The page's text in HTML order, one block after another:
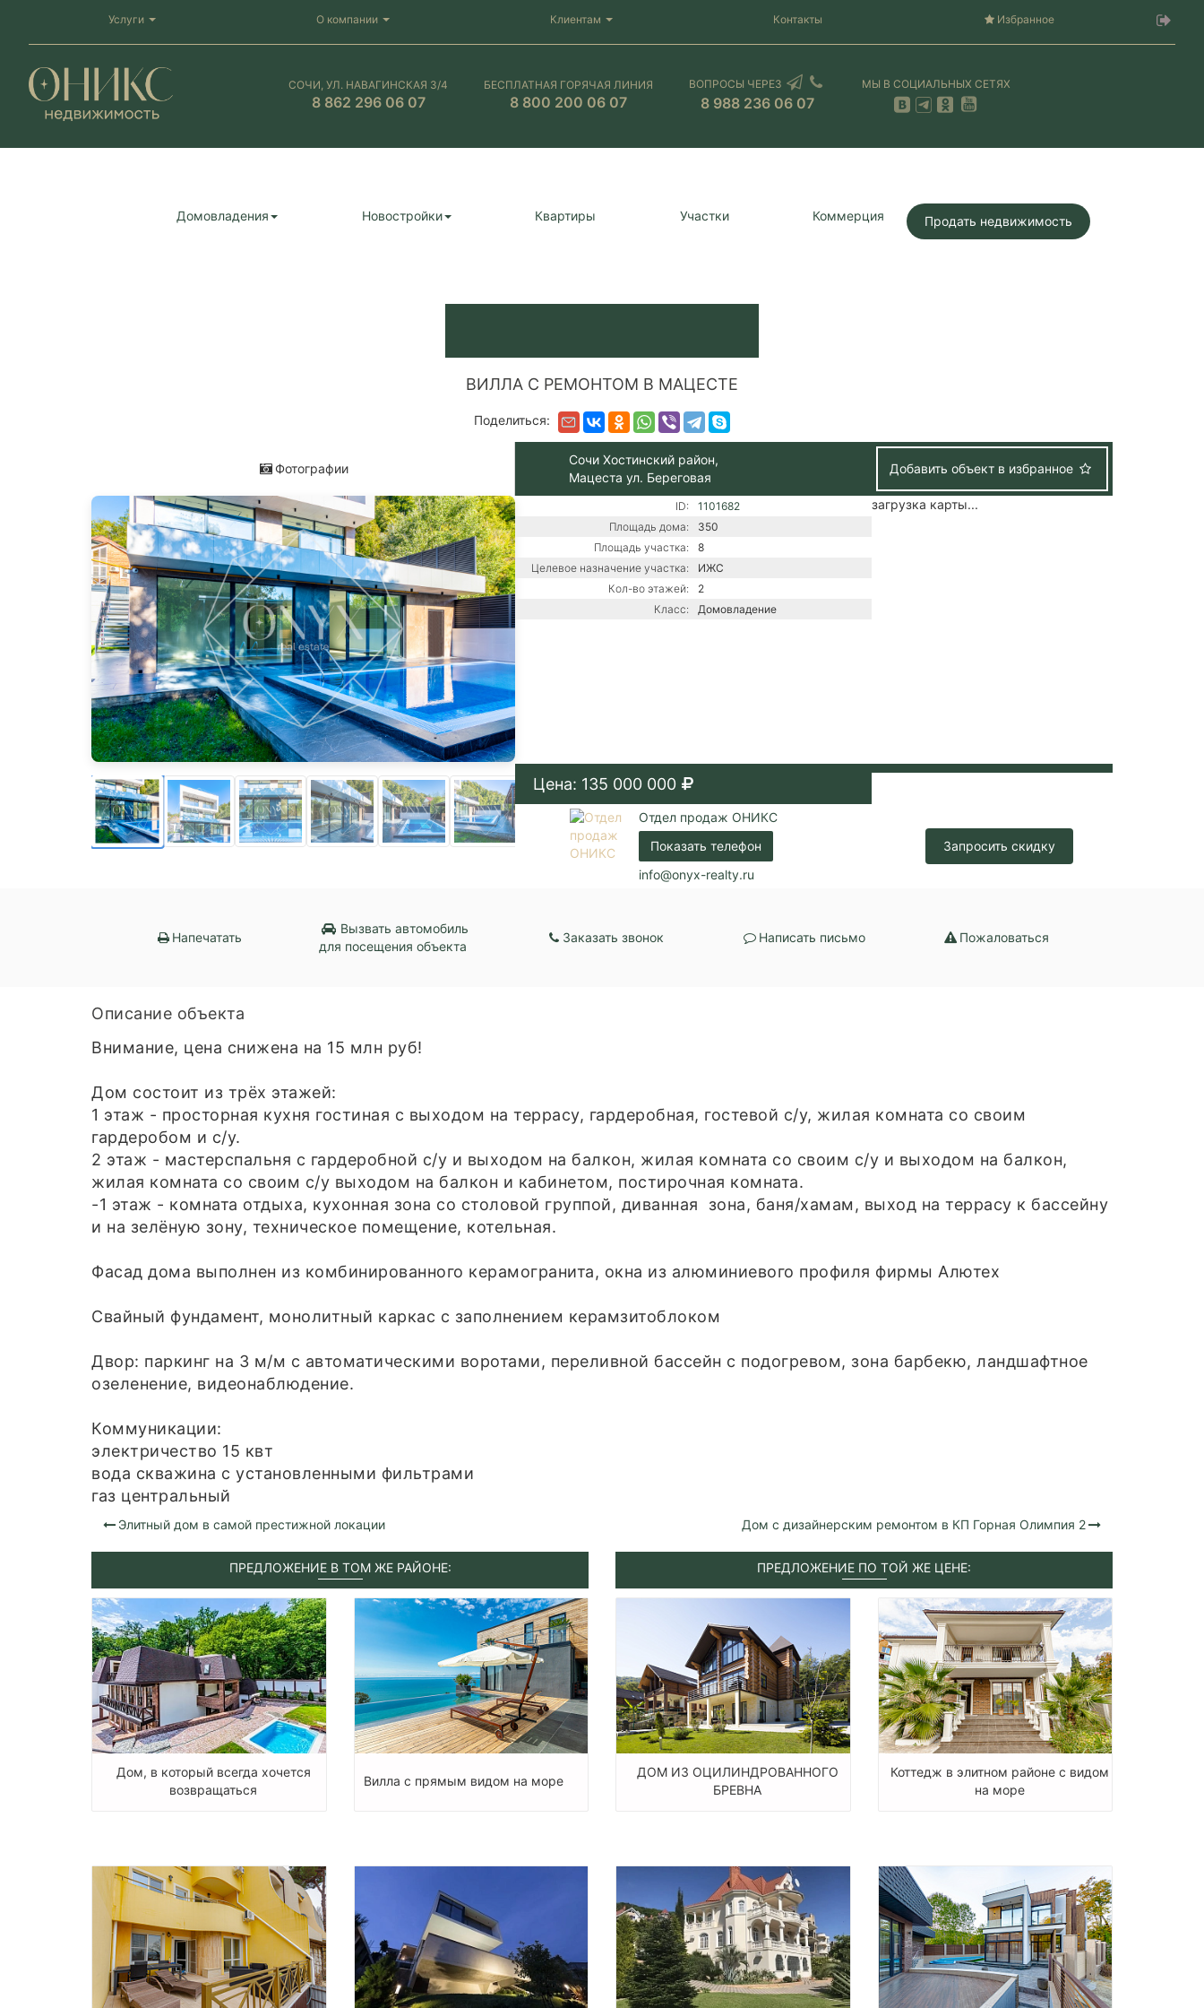
Услуги О компании Клиентам Контакты Избранное
СОЧИ, УЛ. НАВАГИНСКАЯ 3/4
8 862 296 06 07
БЕСПЛАТНАЯ ГОРЯЧАЯ ЛИНИЯ
8 800 200 06 07
ВОПРОСЫ ЧЕРЕЗ
8 988 236 06 07
МЫ В СОЦИАЛЬНЫХ СЕТЯХ
Домовладения Новостройки Квартиры Участки Коммерция Продать недвижимость
ВИЛЛА С РЕМОНТОМ В МАЦЕСТЕ
Поделиться:
Фотографии
Сочи Хостинский район,
Мацеста ул. Береговая
Добавить объект в избранное
ID:
1101682
Площадь дома:
350
Площадь участка:
8
Целевое назначение участка:
ИЖС
Кол-во этажей:
2
Класс:
Домовладение
загрузка карты...
Цена: 135 000 000
Отдел продаж ОНИКС
Показать телефон
info@onyx-realty.ru
Запросить скидку
Напечатать
Вызвать автомобиль
для посещения объекта
Заказать звонок Написать письмо Пожаловаться
Описание объекта
Внимание, цена снижена на 15 млн руб!
Дом состоит из трёх этажей:
1 этаж - просторная кухня гостиная с выходом на террасу, гардеробная, гостевой с/у, жилая комната со своим
гардеробом и с/у.
2 этаж - мастерспальня с гардеробной с/у и выходом на балкон, жилая комната со своим с/у и выходом на балкон,
жилая комната со своим с/у выходом на балкон и кабинетом, постирочная комната.
-1 этаж - комната отдыха, кухонная зона со столовой группой, диванная зона, баня/хамам, выход на террасу к бассейну
и на зелёную зону, техническое помещение, котельная.
Фасад дома выполнен из комбинированного керамогранита, окна из алюминиевого профиля фирмы Алютех
Свайный фундамент, монолитный каркас с заполнением керамзитоблоком
Двор: паркинг на 3 м/м с автоматическими воротами, переливной бассейн с подогревом, зона барбекю, ландшафтное
озеленение, видеонаблюдение.
Коммуникации:
электричество 15 квт
вода скважина с установленными фильтрами
газ центральный
Элитный дом в самой престижной локации Дом с дизайнерским ремонтом в КП Горная Олимпия 2
ПРЕДЛОЖЕНИЕ В ТОМ ЖЕ РАЙОНЕ:
Дом, в который всегда хочется
возвращаться
Вилла с прямым видом на море
ПРЕДЛОЖЕНИЕ ПО ТОЙ ЖЕ ЦЕНЕ:
ДОМ ИЗ ОЦИЛИНДРОВАННОГО
БРЕВНА
Коттедж в элитном районе с видом
на море